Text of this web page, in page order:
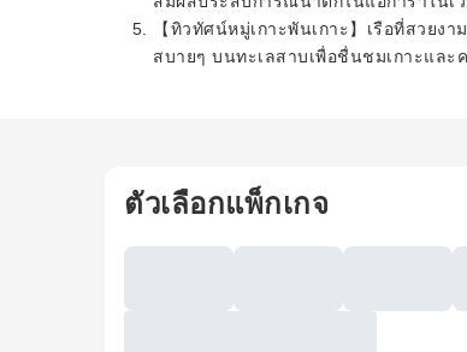
【ทิวทัศน์หมู่เกาะพันเกาะ】เรือที่สวย
สบายๆ บนทะเลสาบเพื่อชื่นชมเกาะแล
ตัวเลือกแพ็กเกจ